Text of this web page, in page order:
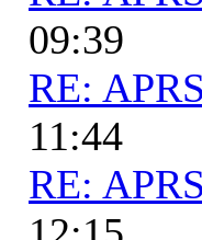
09:39
RE:
11:44
RE: